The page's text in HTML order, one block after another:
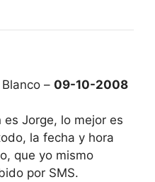
– 09-10-2008
Jorge, lo mejor es
la fecha y hora
que yo mismo
por SMS.